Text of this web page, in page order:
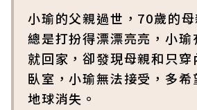
小瑜的父親過世，70歲的母
總是打扮得漂漂亮亮，小瑜
就回家，卻發現母親和只穿
臥室，小瑜無法接受，多
地球消失。